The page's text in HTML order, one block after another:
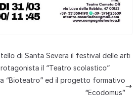
di Santa Severa il festival delle arti
il “Teatro scolastico”
“Bioteatro” ed il progetto formativo
“Ecodomus”